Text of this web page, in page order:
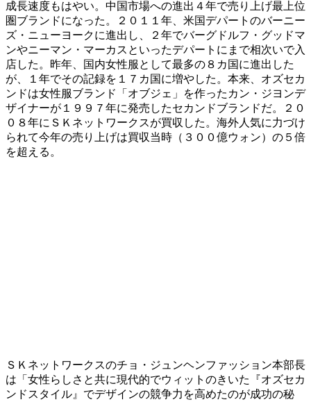
成長速度もはやい。中国市場への進出４年で売り上げ最上位
圏ブランドになった。２０１１年、米国デパートのバーニー
ズ・ニューヨークに進出し、２年でバーグドルフ・グッドマ
ンやニーマン・マーカスといったデパートにまで相次いで入
店した。昨年、国内女性服として最多の８カ国に進出した
が、１年でその記録を１７カ国に増やした。本来、オズセカ
ンドは女性服ブランド「オブジェ」を作ったカン・ジヨンデ
ザイナーが１９９７年に発売したセカンドブランドだ。２０
０８年にＳＫネットワークスが買収した。海外人気に力づけ
られて今年の売り上げは買収当時（３００億ウォン）の５倍
を超える。
ＳＫネットワークスのチョ・ジュンヘンファッション本部長
は「女性らしさと共に現代的でウィットのきいた『オズセカ
ンドスタイル』でデザインの競争力を高めたのが成功の秘